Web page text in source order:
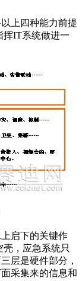
上四种能力前提
挥IT系统做进一
启下的关键作
，应急系统只
层是硬件部分，
采集来的信息和